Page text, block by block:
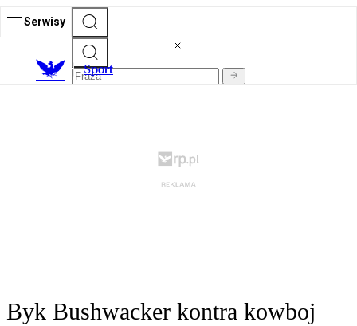
Serwisy
Sport
Byk Bushwacker kontra kowboj